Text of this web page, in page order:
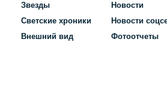
Звезды
Светские хроники
Внешний вид
Новости
Новости
Фотоотчеты